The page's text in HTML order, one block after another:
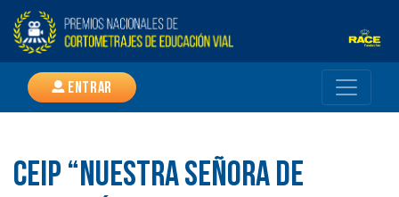
Entrar
CEIP “NUESTRA SEÑORA DE